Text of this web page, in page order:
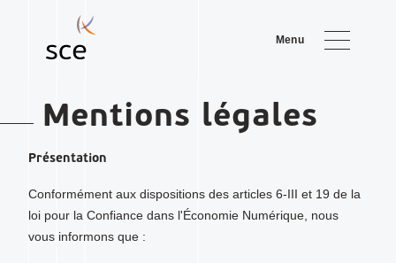
Menu
Mentions légales
Présentation
Conformément aux dispositions des articles 6-III et 19 de la
loi pour la Confiance dans l'Économie Numérique, nous
vous informons que :